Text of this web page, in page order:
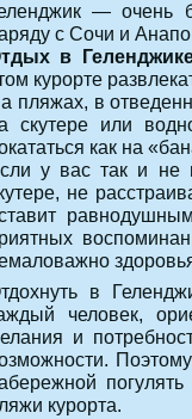
— очень
с Сочи и
в
курорте
пляжах, в
скутере или
как на
у вас так и не
не
в
человек,
и
курорта.